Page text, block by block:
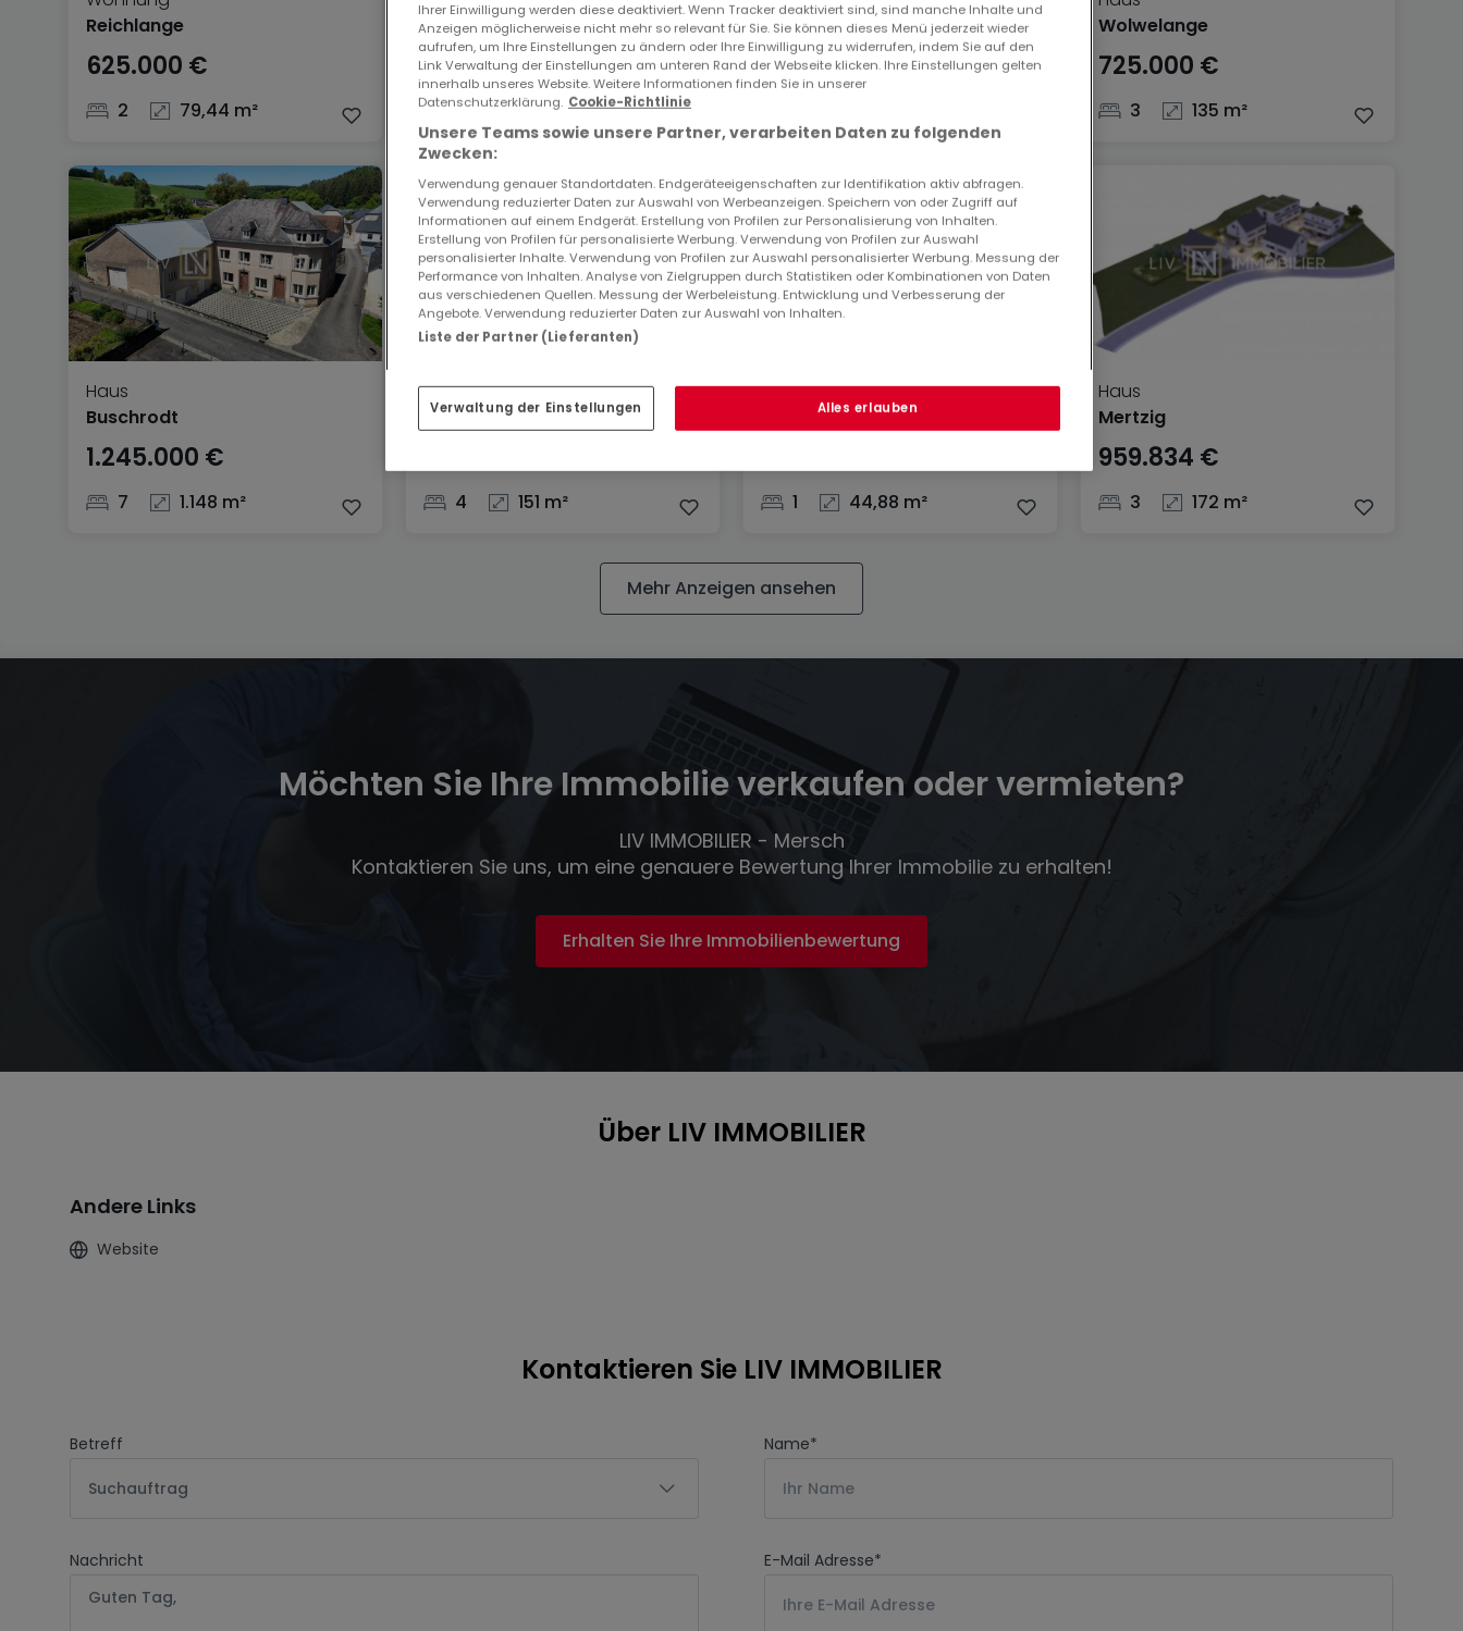
Reichlange
625.000 €
2 79,44 m²
Oberfeulen
620.000 €
3 117 m²
Wolwelange
720.000 €
Wolwelange
725.000 €
3 135 m²
Haus
Buschrodt
1.245.000 €
7 1.148 m²
Haus
Tuntange
4 151 m²
Wohnung
1 44,88 m²
Haus
Mertzig
959.834 €
3 172 m²
Mehr Anzeigen ansehen
Möchten Sie Ihre Immobilie verkaufen oder vermieten?
LIV IMMOBILIER - Mersch
Kontaktieren Sie uns, um eine genauere Bewertung Ihrer Immobilie zu erhalten!
Erhalten Sie Ihre Immobilienbewertung
Über LIV IMMOBILIER
Andere Links
Website
Kontaktieren Sie LIV IMMOBILIER
Betreff
Suchauftrag
Nachricht
Name*
E-Mail Adresse*
Ihrer Einwilligung werden diese deaktiviert. Wenn Tracker deaktiviert sind, sind manche Inhalte und
Anzeigen möglicherweise nicht mehr so relevant für Sie. Sie können dieses Menü jederzeit wieder
aufrufen, um Ihre Einstellungen zu ändern oder Ihre Einwilligung zu widerrufen, indem Sie auf den
Link Verwaltung der Einstellungen am unteren Rand der Webseite klicken. Ihre Einstellungen gelten
innerhalb unseres Website. Weitere Informationen finden Sie in unserer
Datenschutzerklärung. Cookie-Richtlinie
Unsere Teams sowie unsere Partner, verarbeiten Daten zu folgenden
Zwecken:
Verwendung genauer Standortdaten. Endgeräteeigenschaften zur Identifikation aktiv abfragen.
Verwendung reduzierter Daten zur Auswahl von Werbeanzeigen. Speichern von oder Zugriff auf
Informationen auf einem Endgerät. Erstellung von Profilen zur Personalisierung von Inhalten.
Erstellung von Profilen für personalisierte Werbung. Verwendung von Profilen zur Auswahl
personalisierter Inhalte. Verwendung von Profilen zur Auswahl personalisierter Werbung. Messung der
Performance von Inhalten. Analyse von Zielgruppen durch Statistiken oder Kombinationen von Daten
aus verschiedenen Quellen. Messung der Werbeleistung. Entwicklung und Verbesserung der
Angebote. Verwendung reduzierter Daten zur Auswahl von Inhalten.
Liste der Partner (Lieferanten)
Verwaltung der Einstellungen Alles erlauben